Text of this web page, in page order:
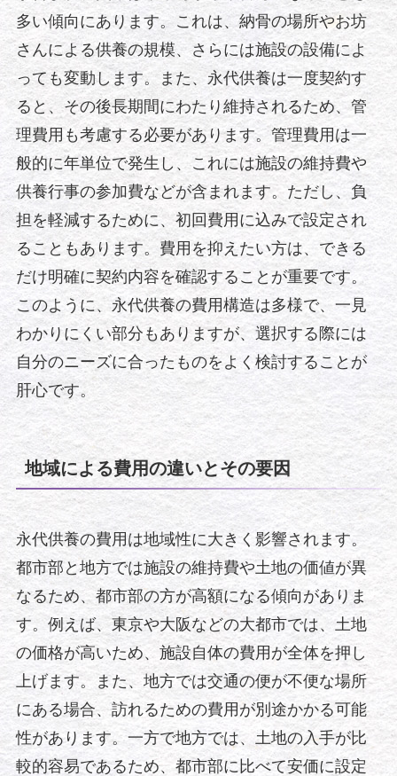
多い傾向にあります。これは、納骨の場所やお坊
さんによる供養の規模、さらには施設の設備によ
っても変動します。また、永代供養は一度契約す
ると、その後長期間にわたり維持されるため、管
理費用も考慮する必要があります。管理費用は一
般的に年単位で発生し、これには施設の維持費や
供養行事の参加費などが含まれます。ただし、負
担を軽減するために、初回費用に込みで設定され
ることもあります。費用を抑えたい方は、できる
だけ明確に契約内容を確認することが重要です。
このように、永代供養の費用構造は多様で、一見
わかりにくい部分もありますが、選択する際には
自分のニーズに合ったものをよく検討することが
肝心です。
地域による費用の違いとその要因
永代供養の費用は地域性に大きく影響されます。
都市部と地方では施設の維持費や土地の価値が異
なるため、都市部の方が高額になる傾向がありま
す。例えば、東京や大阪などの大都市では、土地
の価格が高いため、施設自体の費用が全体を押し
上げます。また、地方では交通の便が不便な場所
にある場合、訪れるための費用が別途かかる可能
性があります。一方で地方では、土地の入手が比
較的容易であるため、都市部に比べて安価に設定